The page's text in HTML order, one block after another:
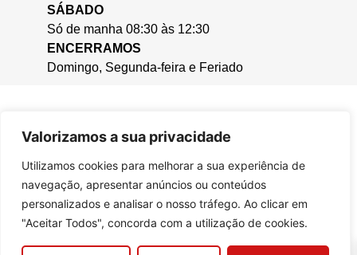
Valorizamos a sua privacidade
Utilizamos cookies para melhorar a sua experiência de
navegação, apresentar anúncios ou conteúdos
personalizados e analisar o nosso tráfego. Ao clicar em
"Aceitar Todos", concorda com a utilização de cookies.
SÁBADO
Só de manha 08:30 às 12:30
ENCERRAMOS
Domingo, Segunda-feira e Feriado